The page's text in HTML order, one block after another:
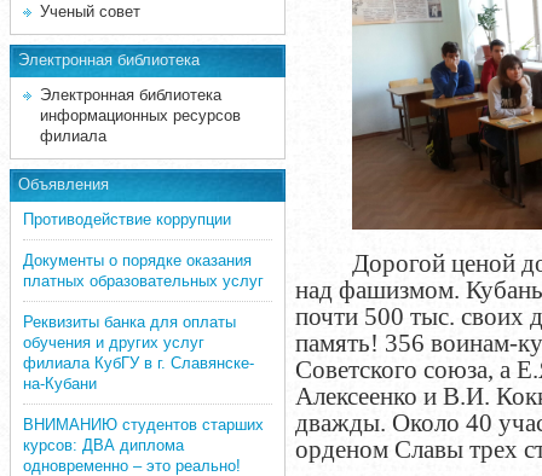
Ученый совет
Электронная библиотека
Электронная библиотека
информационных ресурсов
филиала
Объявления
Противодействие коррупции
Документы о порядке оказания
платных образовательных услуг
Реквизиты банка для оплаты
обучения и других услуг
филиала КубГУ в г. Славянске-
на-Кубани
ВНИМАНИЮ студентов старших
курсов: ДВА диплома
одновременно – это реально!
Дорогой ценой
над фашизмом.
почти 500 тыс. своих
память! 356 воинам-
Советского союза, а
Алексеенко и В.И.
дважды. Около 40
орденом Славы трех